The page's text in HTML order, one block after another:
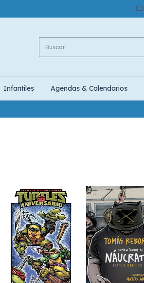
Infantiles Agendas & Calendarios